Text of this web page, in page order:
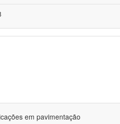
em pavimentação